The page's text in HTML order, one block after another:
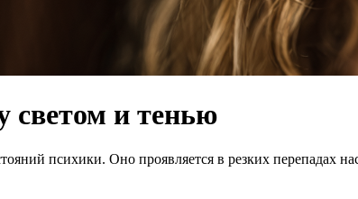
светом и тенью
психики. Оно проявляется в резких перепадах